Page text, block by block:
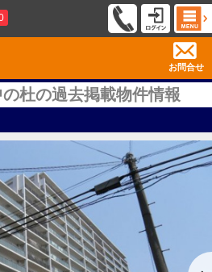
お問合せ
杜の過去掲載物件情報